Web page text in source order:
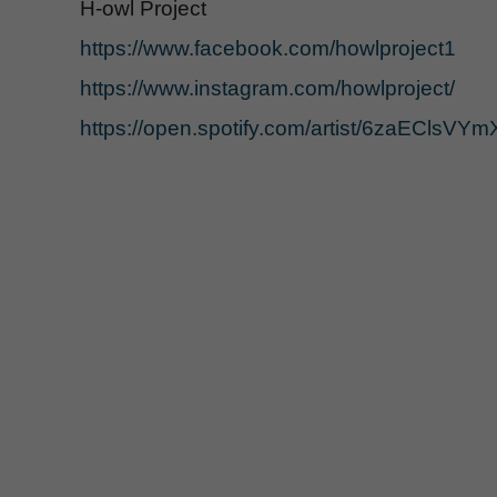
H-owl Project
https://www.facebook.com/howlproject1
https://www.instagram.com/howlproject/
https://open.spotify.com/artist/